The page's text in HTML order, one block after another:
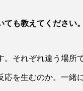
も教えてください。
。それぞれ違う場所
応を生むのか。一緒